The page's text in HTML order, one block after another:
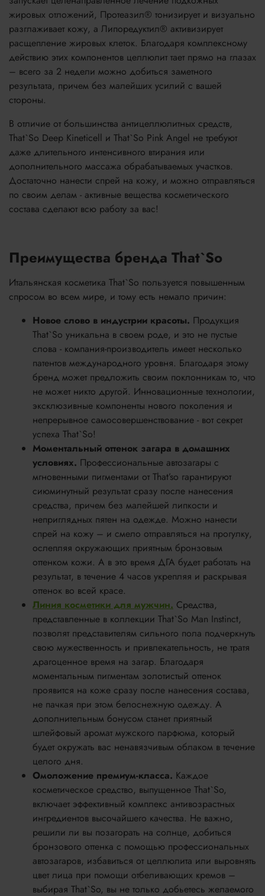
жировых отложений, Протеазил® тонизирует и визуально
разглаживает кожу, а Липоредуктил® активизирует
расщепление жировых клеток. Благодаря комплексному
действию этих компонентов целлюлит тает прямо на глазах
– всего за 2 недели можно добиться заметного
результата, причем без малейших усилий с вашей
стороны.
В отличие от большинства антицеллюлитных средств,
That`So Deep Kineticell и That`So Pink Angel не требуют
даже длительного интенсивного втирания или
дополнительного массажа обрабатываемых участков.
Достаточно нанести спрей на кожу, и можно отправляться
по своим делам - активные вещества косметического
состава сделают всю работу за вас!
Преимущества бренда That`So
Итальянская косметика That`So пользуется повышенным
спросом во всем мире, и тому есть немало причин:
Новое слово в индустрии красоты. Продукция
That`So уникальна в своем роде, и это не пустые
слова - компания-производитель имеет несколько
патентов международного уровня. Благодаря этому
бренд может предложить своим поклонникам то, что
не может никто другой. Инновационные технологии,
эксклюзивные компоненты нового поколения и
непрерывное самосовершенствование - вот секрет
успеха That`So!
Моментальный оттенок загара в домашних
условиях. Профессиональные автозагары с
мгновенными пигментами от That’so гарантируют
сиюминутный результат сразу после нанесения
средства, причем без малейшей липкости и
неприглядных пятен на одежде. Можно нанести
спрей на кожу – и смело отправляться на прогулку,
ослепляя окружающих приятным бронзовым
оттенком кожи. А в это время ДГА будет работать на
результат, в течение 4 часов укрепляя и раскрывая
оттенок во всей красе.
Линия косметики для мужчин. Средства,
представленные в коллекции That`So Man Instinct,
позволят представителям сильного пола подчеркнуть
свою мужественность и привлекательность, не тратя
драгоценное время на загар. Благодаря
моментальным пигментам золотистый оттенок
проявится на коже сразу после нанесения состава,
не пачкая при этом белоснежную одежду. А
дополнительным бонусом станет приятный
шлейфовый аромат мужского парфюма, который
будет окружать вас ненавязчивым облаком в течение
целого дня.
Омоложение премиум-класса. Каждое
косметическое средство, выпущенное That`So,
включает эффективный комплекс антивозрастных
ингредиентов высочайшего качества. Не важно,
решили ли вы позагорать на солнце, добиться
бронзового оттенка с помощью профессиональных
автозагаров, избавиться от целлюлита или выровнять
цвет лица при помощи отбеливающих кремов –
выбирая That`So, вы не только добьетесь желаемого